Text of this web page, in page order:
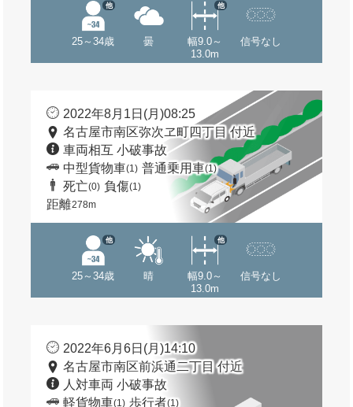
25～34歳
他
曇
幅9.0～
13.0m
他
信号なし
2022年8月1日(月)08:25
名古屋市南区弥次ヱ町四丁目 付近
車両相互 小破事故
中型貨物車(1) 普通乗用車(1)
死亡(0) 負傷(1)
距離278m
25～34歳
他
晴
幅9.0～
13.0m
他
信号なし
2022年6月6日(月)14:10
名古屋市南区前浜通二丁目 付近
人対車両 小破事故
軽貨物車(1) 歩行者(1)